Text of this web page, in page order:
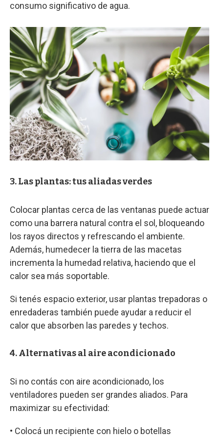
consumo significativo de agua.
3. Las plantas: tus aliadas verdes
Colocar plantas cerca de las ventanas puede actuar
como una barrera natural contra el sol, bloqueando
los rayos directos y refrescando el ambiente.
Además, humedecer la tierra de las macetas
incrementa la humedad relativa, haciendo que el
calor sea más soportable.
Si tenés espacio exterior, usar plantas trepadoras o
enredaderas también puede ayudar a reducir el
calor que absorben las paredes y techos.
4. Alternativas al aire acondicionado
Si no contás con aire acondicionado, los
ventiladores pueden ser grandes aliados. Para
maximizar su efectividad:
• Colocá un recipiente con hielo o botellas